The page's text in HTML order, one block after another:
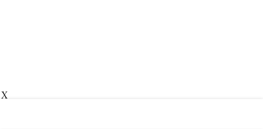
X